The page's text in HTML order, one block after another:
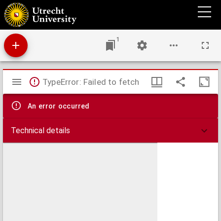
W. Sluiters Eenzaam buitenleven, : met aantekeningen en zinnebeelden verrykt. :
Benevens zijne Vreugde- en liefdezangen.
1
Mirador
viewer
TypeError: Failed to fetch
An error occurred
Technical details